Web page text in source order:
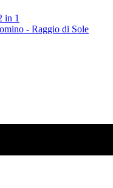
in 1
- Raggio di Sole